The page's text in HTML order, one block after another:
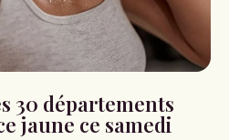
30 départements
jaune ce samedi